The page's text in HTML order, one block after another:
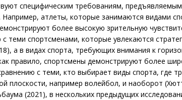
специфическим требованиям,
Например, атлеты, которые занимаются видами
более высокую зрительную
теми спортсменами, которые увлекаются
а в видах спорта, требующих внимания к
правило, спортсмены демонстрируют более
с теми, кто выбирает виды спорта, где
плоскости, например волейбол, и наоборот
(2021), в нескольких предыдущих